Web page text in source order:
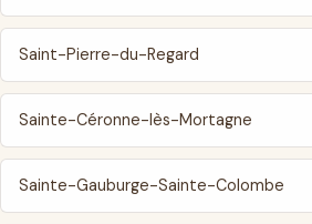
Saint-Pierre-du-Regard
Sainte-Céronne-lès-Mortagne
Sainte-Gauburge-Sainte-Colombe